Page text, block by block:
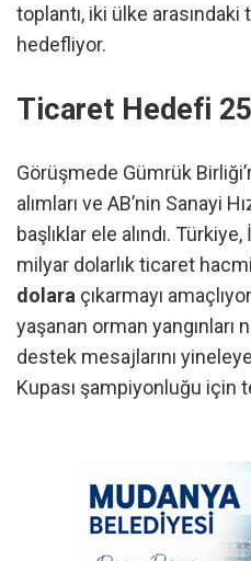
toplantı, iki ülke arasındaki
hedefliyor.
Ticaret Hedefi
Görüşmede Gümrük
alımları ve AB’nin Sanayi
başlıklar ele alındı.
milyar dolarlık ticaret
dolara çıkarmayı
yaşanan orman yangınları
destek mesajlarını
Kupası şampiyonluğu için